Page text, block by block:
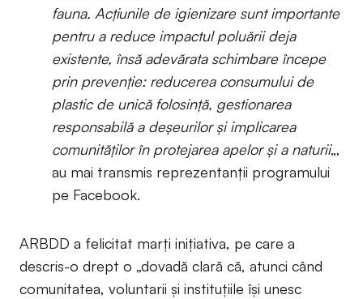
fauna. Acțiunile de igienizare sunt importante
pentru a reduce impactul poluării deja
existente, însă adevărata schimbare începe
prin prevenție: reducerea consumului de
plastic de unică folosință, gestionarea
responsabilă a deșeurilor și implicarea
comunităților în protejarea apelor și a naturii„,
au mai transmis reprezentanții programului
pe Facebook.
ARBDD a felicitat marți inițiativa, pe care a
descris-o drept o „dovadă clară că, atunci când
comunitatea, voluntarii și instituțiile își unesc